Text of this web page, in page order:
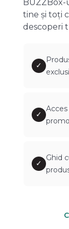
tine și toți
descoperi
✓
✓
✓
Ghid